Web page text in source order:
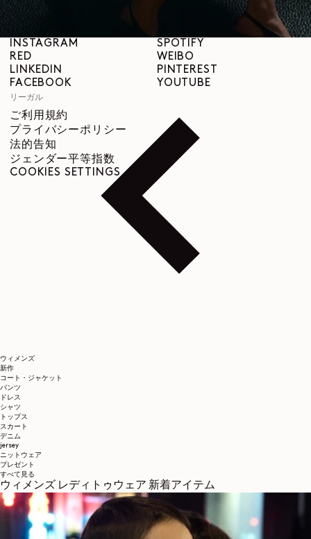
ウィメンズ
新作
コート・ジャケット
パンツ
ドレス
シャツ
トップス
スカート
デニム
jersey
ニットウェア
プレゼント
すべて見る
ウィメンズ レディトゥウェア 新着アイテム
トレーサビリティ
INSTAGRAM
RED
LINKEDIN
FACEBOOK
SPOTIFY
WEIBO
PINTEREST
YOUTUBE
リーガル
ご利用規約
プライバシーポリシー
法的告知
ジェンダー平等指数
COOKIES SETTINGS